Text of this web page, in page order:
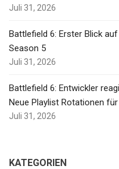
Juli 31, 2026
Battlefield 6: Erster Blick
Season 5
Juli 31, 2026
Battlefield 6: Entwickler
Neue Playlist Rotationen
Juli 31, 2026
KATEGORIEN